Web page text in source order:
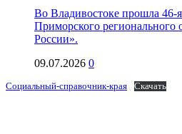
Во Владивостоке прошла 46-
Приморского регионального
России».
09.07.2026 0
Социальный-справочник-края Скачать